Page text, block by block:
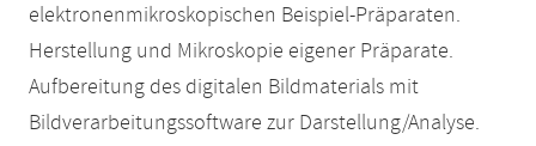
elektronenmikroskopischen Beispiel-Präparaten.
Herstellung und Mikroskopie eigener Präparate.
Aufbereitung des digitalen Bildmaterials mit
Bildverarbeitungssoftware zur Darstellung/Analyse.